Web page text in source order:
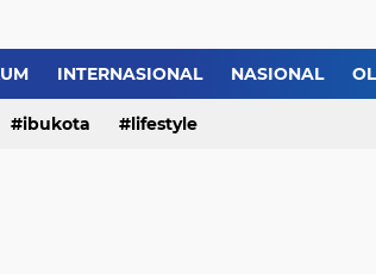
INTERNASIONAL NASIONAL
ibukota lifestyle